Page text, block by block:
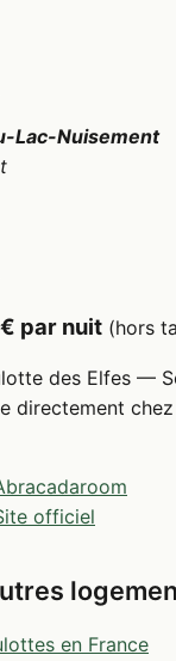
Lac-Nuisement
par nuit (hors
des Elfes —
directement
officiel
en France